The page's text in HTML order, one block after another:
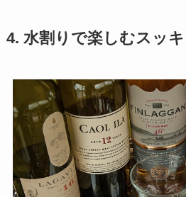
4. 水割りで楽しむスッ